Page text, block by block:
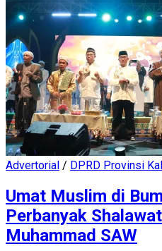
Advertorial / DPRD Provinsi
Umat Muslim di
Perbanyak
Muhammad SAW